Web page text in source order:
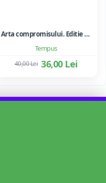
Tempus
Arta compromisului. Editie ne varietur - Ileana Vulpescu
36,00 Lei
40,00 Lei